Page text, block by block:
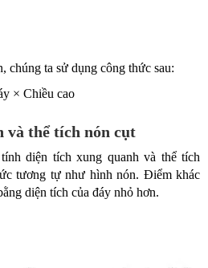
chúng ta sử dụng công thức sau:
× Chiều cao
và thể tích nón cụt
diện tích xung quanh và thể tích
tương tự như hình nón. Điểm khác
diện tích của đáy nhỏ hơn.